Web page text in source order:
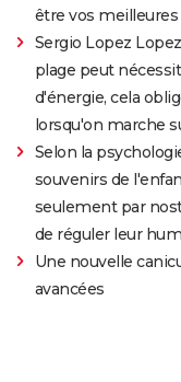
être vos meilleures
Sergio Lopez
plage peut
d'énergie, cela
lorsqu'on marche
Selon la
souvenirs de
seulement par
de réguler leur
Une nouvelle
avancées